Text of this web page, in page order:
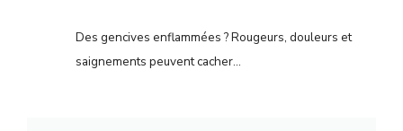
Des gencives enflammées ? Rougeurs, douleurs et
saignements peuvent cacher...